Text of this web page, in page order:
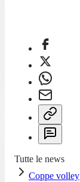
Tutte le news
Coppe volley